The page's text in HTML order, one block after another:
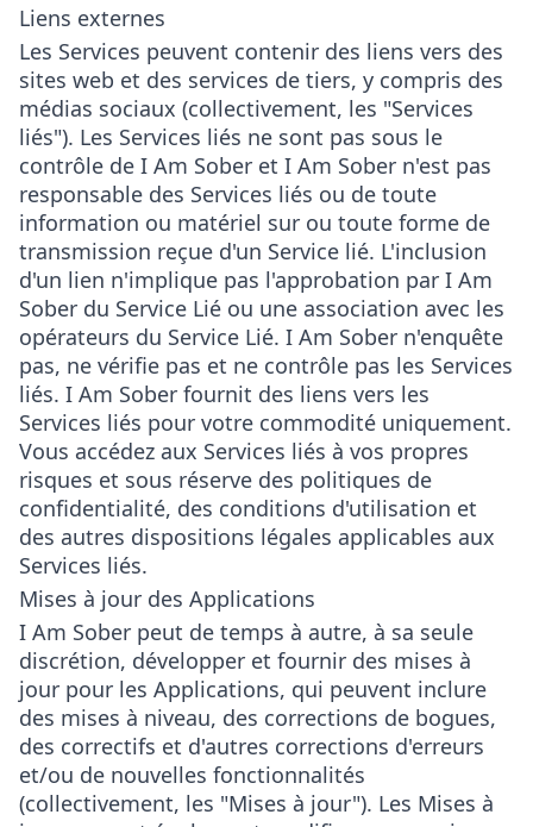
Liens externes
Les Services peuvent contenir des liens vers des
sites web et des services de tiers, y compris des
médias sociaux (collectivement, les "Services
liés"). Les Services liés ne sont pas sous le
contrôle de I Am Sober et I Am Sober n'est pas
responsable des Services liés ou de toute
information ou matériel sur ou toute forme de
transmission reçue d'un Service lié. L'inclusion
d'un lien n'implique pas l'approbation par I Am
Sober du Service Lié ou une association avec les
opérateurs du Service Lié. I Am Sober n'enquête
pas, ne vérifie pas et ne contrôle pas les Services
liés. I Am Sober fournit des liens vers les
Services liés pour votre commodité uniquement.
Vous accédez aux Services liés à vos propres
risques et sous réserve des politiques de
confidentialité, des conditions d'utilisation et
des autres dispositions légales applicables aux
Services liés.
Mises à jour des Applications
I Am Sober peut de temps à autre, à sa seule
discrétion, développer et fournir des mises à
jour pour les Applications, qui peuvent inclure
des mises à niveau, des corrections de bogues,
des correctifs et d'autres corrections d'erreurs
et/ou de nouvelles fonctionnalités
(collectivement, les "Mises à jour"). Les Mises à